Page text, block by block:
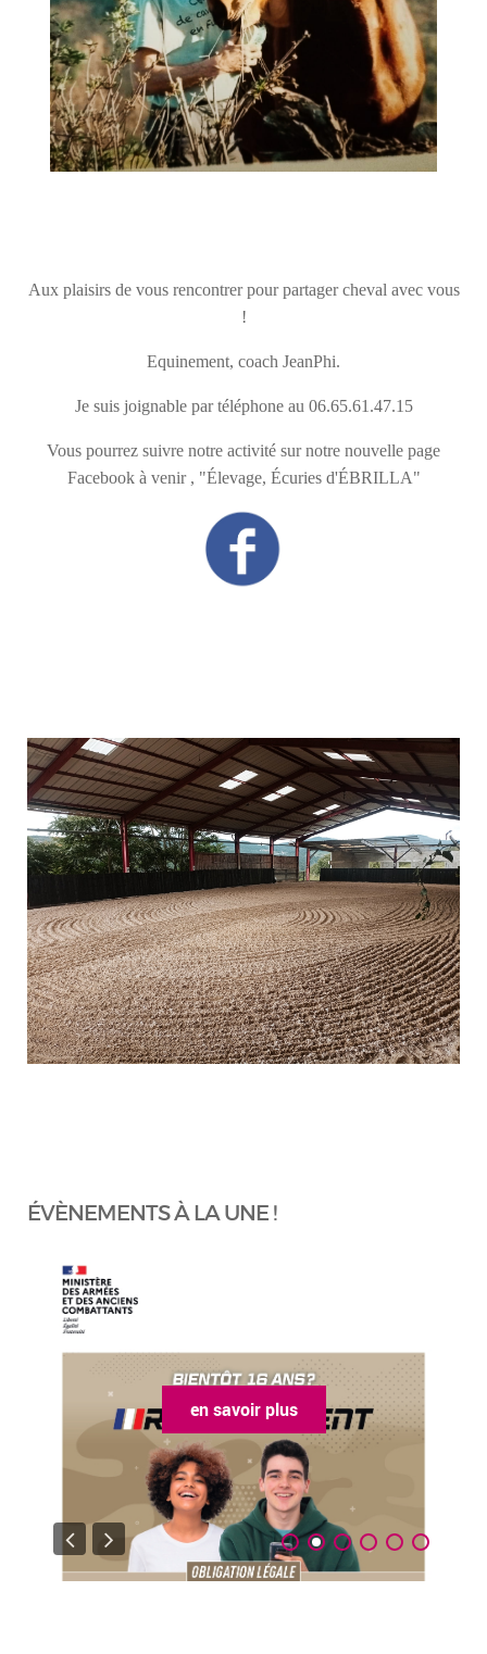
Aux plaisirs de vous rencontrer pour partager cheval avec vous
!
Equinement, coach JeanPhi.
Je suis joignable par téléphone au 06.65.61.47.15
Vous pourrez suivre notre activité sur notre nouvelle page
Facebook à venir , "Élevage, Écuries d'ÉBRILLA"
ÉVÈNEMENTS À LA UNE !
en savoir plus